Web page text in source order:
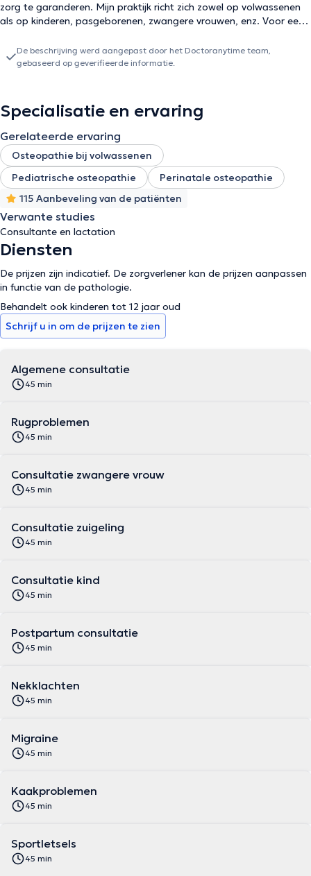
zorg te garanderen. Mijn praktijk richt zich zowel op volwassenen
als op kinderen, pasgeborenen, zwangere vrouwen, enz. Voor een
Aarzel niet om mijn site te bezoeken voor meer informatie over
mijn werkterreinen en mijn opleidingen: www.lilideneve-
De beschrijving werd aangepast door het Doctoranytime team,
gebaseerd op geverifieerde informatie.
Specialisatie en ervaring
Gerelateerde ervaring
Osteopathie bij volwassenen
Pediatrische osteopathie
Perinatale osteopathie
115 Aanbeveling van de patiënten
Verwante studies
Consultante en lactation
Diensten
De prijzen zijn indicatief. De zorgverlener kan de prijzen aanpassen
in functie van de pathologie.
Behandelt ook kinderen tot 12 jaar oud
Schrijf u in om de prijzen te zien
Algemene consultatie
45 min
Rugproblemen
45 min
Consultatie zwangere vrouw
45 min
Consultatie zuigeling
45 min
Consultatie kind
45 min
Postpartum consultatie
45 min
Nekklachten
45 min
Migraine
45 min
Kaakproblemen
45 min
Sportletsels
45 min